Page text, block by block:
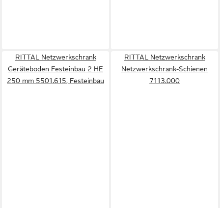
RITTAL Netzwerkschrank
Geräteboden Festeinbau 2 HE
250 mm 5501.615, Festeinbau
RITTAL Netzwerkschrank
Netzwerkschrank-Schienen
7113.000